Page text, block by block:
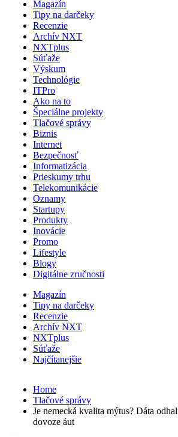
Magazín
Tipy na darčeky
Recenzie
Archív NXT
NXTplus
Súťaže
Výskum
Technológie
ITPro
Ako na to
Špeciálne projekty
Tlačové správy
Biznis
Internet
Bezpečnosť
Informatizácia
Prieskumy trhu
Telekomunikácie
Oznamy
Startupy
Produkty
Inovácie
Promo
Lifestyle
Blogy
Digitálne zručnosti
Magazín
Tipy na darčeky
Recenzie
Archív NXT
NXTplus
Súťaže
Najčítanejšie
Home
Tlačové správy
Je nemecká kvalita mýtus? Dáta
dovoze áut